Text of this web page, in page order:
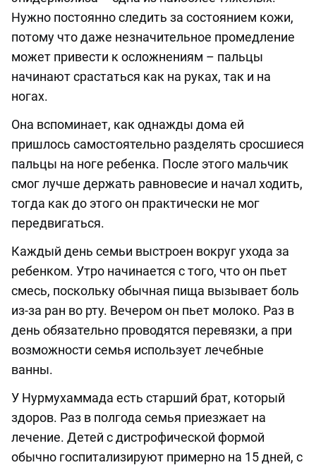
Нужно постоянно следить за состоянием кожи,
потому что даже незначительное промедление
может привести к осложнениям – пальцы
начинают срастаться как на руках, так и на
ногах.
Она вспоминает, как однажды дома ей
пришлось самостоятельно разделять сросшиеся
пальцы на ноге ребенка. После этого мальчик
смог лучше держать равновесие и начал ходить,
тогда как до этого он практически не мог
передвигаться.
Каждый день семьи выстроен вокруг ухода за
ребенком. Утро начинается с того, что он пьет
смесь, поскольку обычная пища вызывает боль
из-за ран во рту. Вечером он пьет молоко. Раз в
день обязательно проводятся перевязки, а при
возможности семья использует лечебные
ванны.
У Нурмухаммада есть старший брат, который
здоров. Раз в полгода семья приезжает на
лечение. Детей с дистрофической формой
обычно госпитализируют примерно на 15 дней, с